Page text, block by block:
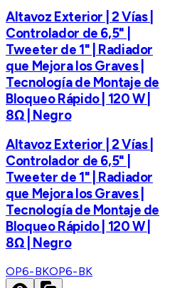
Altavoz Exterior | 2 Vías |
Controlador de 6,5" |
Tweeter de 1" | Radiador
que Mejora los Graves |
Tecnología de Montaje de
Bloqueo Rápido | 120 W |
8Ω | Negro
Altavoz Exterior | 2 Vías |
Controlador de 6,5" |
Tweeter de 1" | Radiador
que Mejora los Graves |
Tecnología de Montaje de
Bloqueo Rápido | 120 W |
8Ω | Negro
OP6-BKOP6-BK